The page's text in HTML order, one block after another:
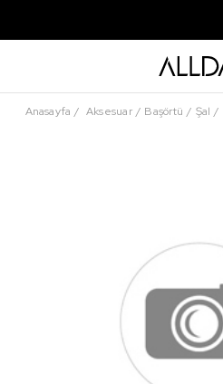
Anasayfa Aksesuar Başörtü Şal